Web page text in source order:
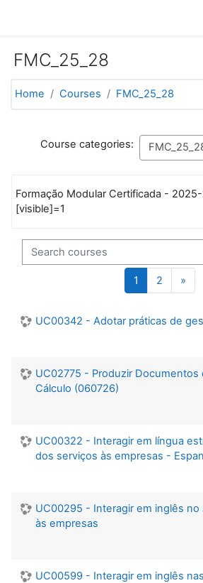
FMC_25_28
Home Courses FMC_25_28
Course categories:
Formação Modular Certificada -
[visible]=1
Search courses
1 Page 1
2Page 2
»
UC00342 - Adotar práticas de
UC02775 - Produzir Documentos
Cálculo (060726)
UC00322 - Interagir em língua
dos serviços às empresas -
UC00295 - Interagir em inglês
às empresas
UC00599 - Interagir em inglês